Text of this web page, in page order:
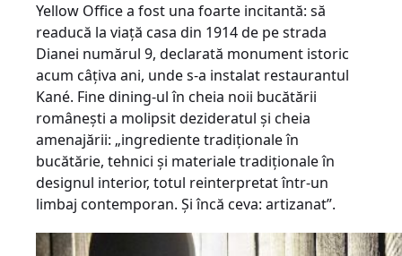
Yellow Office a fost una foarte incitantă: să
readucă la viață casa din 1914 de pe strada
Dianei numărul 9, declarată monument istoric
acum câțiva ani, unde s-a instalat restaurantul
Kané. Fine dining-ul în cheia noii bucătării
românești a molipsit dezideratul și cheia
amenajării: „ingrediente tradiționale în
bucătărie, tehnici și materiale tradiționale în
designul interior, totul reinterpretat într-un
limbaj contemporan. Și încă ceva: artizanat”.